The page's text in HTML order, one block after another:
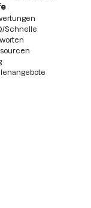
Schnelle